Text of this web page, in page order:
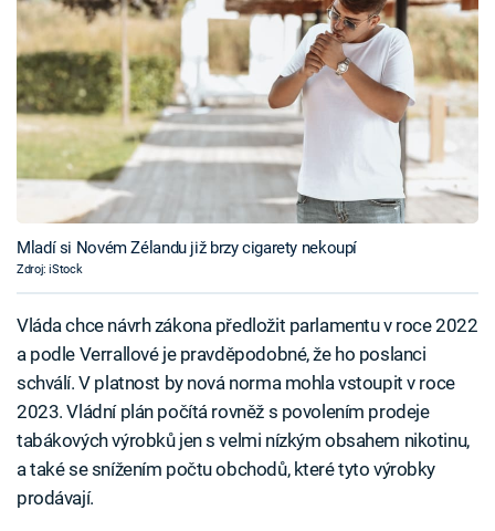
Mladí si Novém Zélandu již brzy cigarety nekoupí
Zdroj: iStock
Vláda chce návrh zákona předložit parlamentu v roce 2022
a podle Verrallové je pravděpodobné, že ho poslanci
schválí. V platnost by nová norma mohla vstoupit v roce
2023. Vládní plán počítá rovněž s povolením prodeje
tabákových výrobků jen s velmi nízkým obsahem nikotinu,
a také se snížením počtu obchodů, které tyto výrobky
prodávají.